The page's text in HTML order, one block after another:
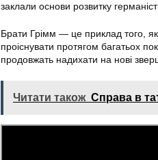
заклали основи розвитку
Брати Грімм — це приклад того,
проіснувати протягом багатьох
продовжать надихати на нові
Читати також Справа в